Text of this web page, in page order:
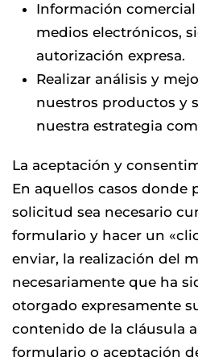
Información
medios electrónicos,
autorización expresa.
Realizar análisis y
nuestros productos y
nuestra estrategia
La aceptación y
En aquellos casos donde
solicitud sea necesario
formulario y hacer un
enviar, la realización del
necesariamente que ha
otorgado expresamente
contenido de la cláusula
formulario o aceptación